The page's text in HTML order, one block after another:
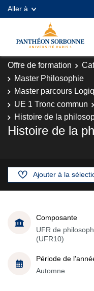
Aller à
Offre de formation
Master Philosophie
Master parcours
UE 1 Tronc commun
Histoire de la
Histoire de la
Ajouter à la
Composante
UFR de
(UFR10)
Période de
Automne